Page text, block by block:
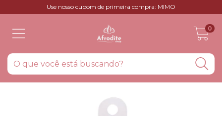
Use nosso cupom de primeira compra: MIMO
0